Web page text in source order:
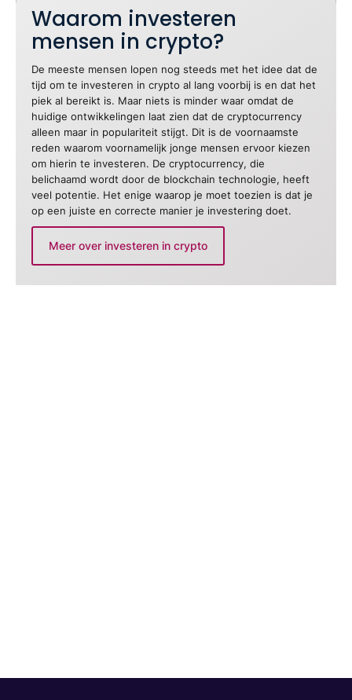
Waarom investeren
mensen in crypto?
De meeste mensen lopen nog steeds met het idee dat de
tijd om te investeren in crypto al lang voorbij is en dat het
piek al bereikt is. Maar niets is minder waar omdat de
huidige ontwikkelingen laat zien dat de cryptocurrency
alleen maar in populariteit stijgt. Dit is de voornaamste
reden waarom voornamelijk jonge mensen ervoor kiezen
om hierin te investeren. De cryptocurrency, die
belichaamd wordt door de blockchain technologie, heeft
veel potentie. Het enige waarop je moet toezien is dat je
op een juiste en correcte manier je investering doet.
Meer over investeren in crypto